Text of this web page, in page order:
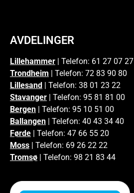
AVDELINGER
Lillehammer | Telefon: 61 27 07 27
Trondheim | Telefon: 72 83 90 80
Lillesand
| Telefon: 38 01 23 22
Stavanger | Telefon: 95 81 81 00
Bergen | Telefon: 95 10 51 00
Ballangen | Telefon: 40 43 34 40
Førde | Telefon: 47 66 55 20
Moss | Telefon: 69 26 22 22
Tromsø | Telefon: 98 21 83 44